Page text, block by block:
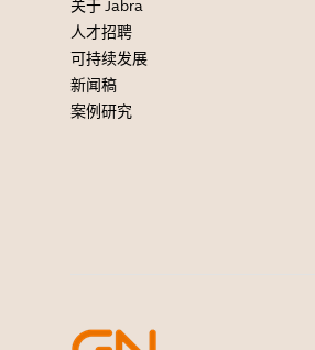
关于 Jabra
人才招聘
可持续发展
新闻稿
案例研究